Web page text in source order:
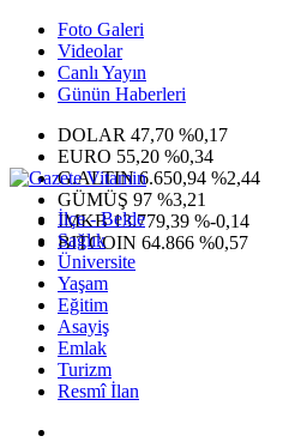
Foto Galeri
Videolar
Canlı Yayın
Günün Haberleri
DOLAR 47,70 %0,17
EURO 55,20 %0,34
G.ALTIN6.650,94 %2,44
GÜMÜŞ 97 %3,21
IMKB13.779,39 %-0,14
BITCOIN 64.866 %0,57
İlçe - Belde
Sağlık
Üniversite
Yaşam
Eğitim
Asayiş
Emlak
Turizm
Resmî İlan